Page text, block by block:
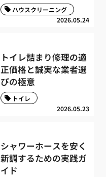
2026.05.24
ハウスクリーニング
トイレ詰まり修理の適
正価格と誠実な業者選
びの極意
2026.05.23
トイレ
シャワーホースを安く
新調するための実践ガ
イド